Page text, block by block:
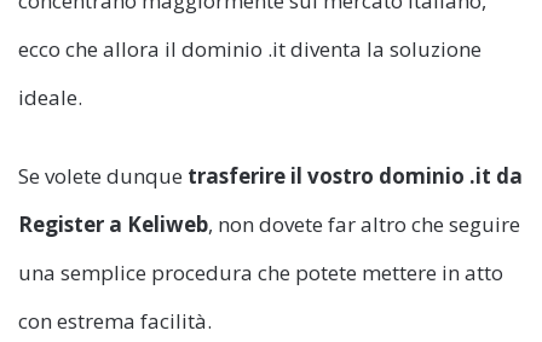
ecco che allora il dominio .it diventa la soluzione
ideale.
Se volete dunque trasferire il vostro dominio .it da
Register a Keliweb, non dovete far altro che seguire
una semplice procedura che potete mettere in atto
con estrema facilità.